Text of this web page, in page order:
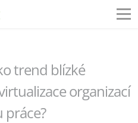
trend blízké
organizací